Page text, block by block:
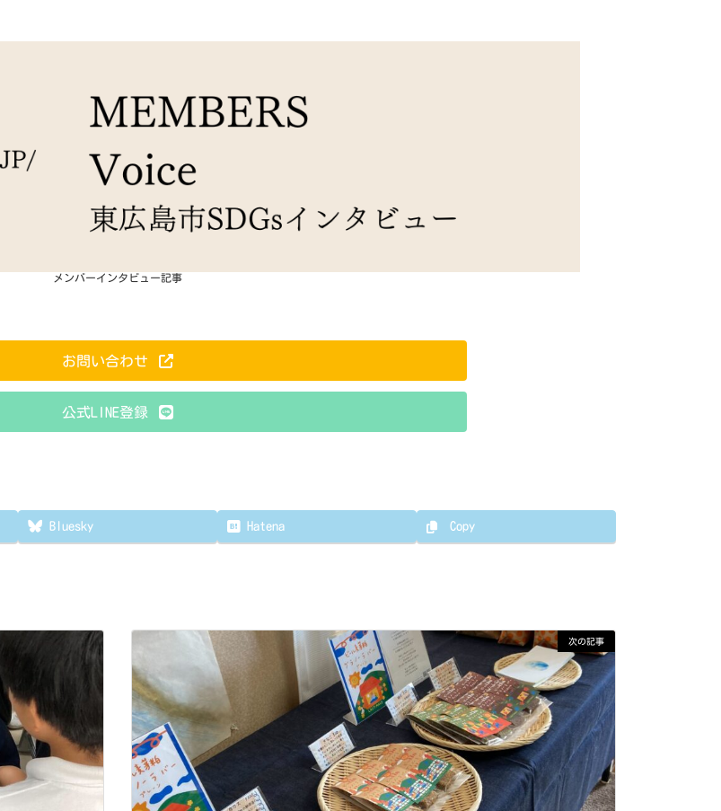
メンバーインタビュー記事
お問い合わせ
公式LINE登録
Bluesky Hatena Copy
次の記事